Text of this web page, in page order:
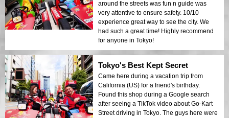
around the streets was fun n guide was
very attentive to ensure safety. 10/10
experience great way to see the city. We
had such a great time! Highly recommend
for anyone in Tokyo!
Tokyo's Best Kept Secret
Came here during a vacation trip from
California (US) for a friend's birthday.
Found this shop during a Google search
after seeing a TikTok video about Go-Kart
Street driving in Tokyo. The guys here were